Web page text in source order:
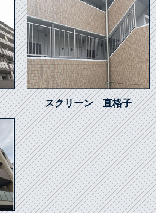
スクリーン 直格子